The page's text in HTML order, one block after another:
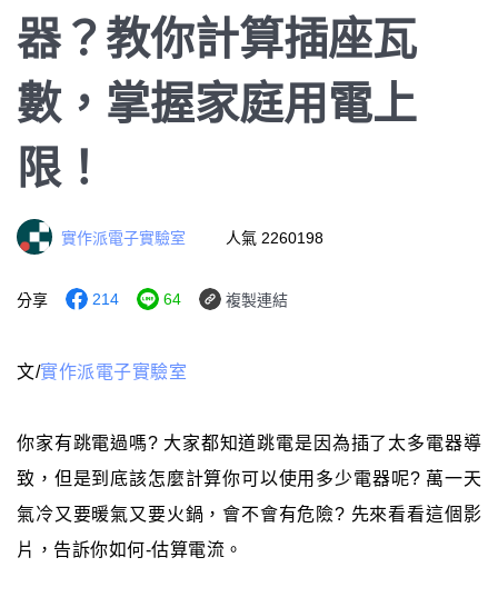
器？教你計算插座瓦
數，掌握家庭用電上
限！
實作派電子實驗室 人氣 2260198
分享 214 64 複製連結
文/實作派電子實驗室
你家有跳電過嗎? 大家都知道跳電是因為插了太多電器導
致，但是到底該怎麼計算你可以使用多少電器呢? 萬一天
氣冷又要暖氣又要火鍋，會不會有危險? 先來看看這個影
片，告訴你如何-估算電流。